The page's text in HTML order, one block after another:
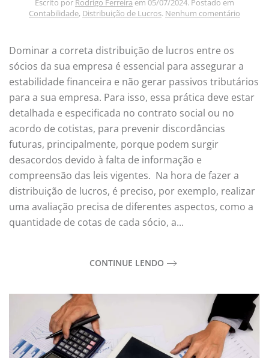
Escrito por Rodrigo Ferreira em 05/07/2024. Postado em
Contabilidade, Distribuição de Lucros. Nenhum comentário
De
Lucros
E
Dominar a correta distribuição de lucros entre os
sócios da sua empresa é essencial para assegurar a
estabilidade financeira e não gerar passivos tributários
para a sua empresa. Para isso, essa prática deve estar
detalhada e especificada no contrato social ou no
acordo de cotistas, para prevenir discordâncias
futuras, principalmente, porque podem surgir
desacordos devido à falta de informação e
compreensão das leis vigentes. Na hora de fazer a
distribuição de lucros, é preciso, por exemplo, realizar
uma avaliação precisa de diferentes aspectos, como a
quantidade de cotas de cada sócio, a...
CONTINUE LENDO